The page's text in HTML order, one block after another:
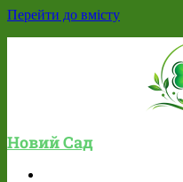
Перейти до вмісту
Новий Сад